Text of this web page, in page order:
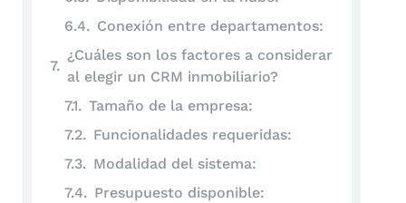
Conexión entre departamentos:
¿Cuáles son los factores a considerar
al elegir un CRM inmobiliario?
Tamaño de la empresa:
Funcionalidades requeridas:
Modalidad del sistema:
Presupuesto disponible: